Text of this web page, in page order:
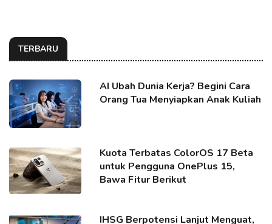
TERBARU
AI Ubah Dunia Kerja? Begini Cara
Orang Tua Menyiapkan Anak Kuliah
Kuota Terbatas ColorOS 17 Beta
untuk Pengguna OnePlus 15,
Bawa Fitur Berikut
IHSG Berpotensi Lanjut Menguat,